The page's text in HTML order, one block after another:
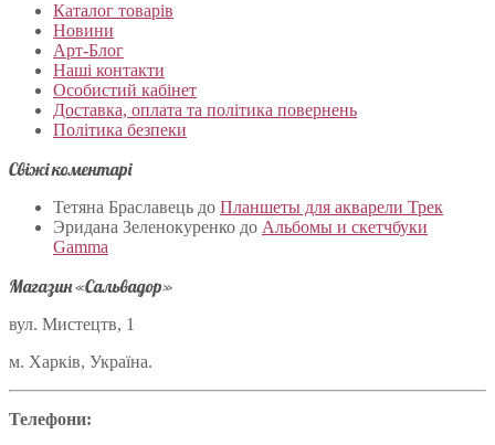
Каталог товарів
Новини
Арт-Блог
Наші контакти
Особистий кабінет
Доставка, оплата та політика повернень
Політика безпеки
Свіжі коментарі
Тетяна Браславець до Планшеты для акварели Трек
Эридана Зеленокуренко до Альбомы и скетчбуки
Gamma
Магазин «Сальвадор»
вул. Мистецтв, 1
м. Харків, Україна.
Телефони: